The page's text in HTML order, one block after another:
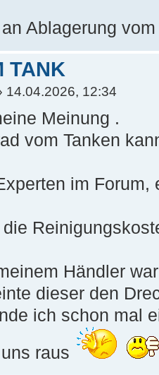
Ablagerung
TANK
14.04.2026, 12:34
Meinung .
vom Tanken
im Forum,
Händler
dieser den
ich schon mal
raus